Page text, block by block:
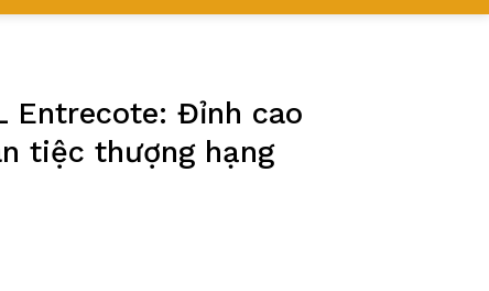
Entrecote: Đỉnh cao
tiệc thượng hạng